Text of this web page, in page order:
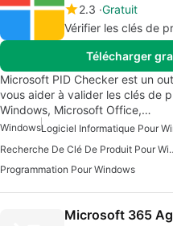
2.3 Gratuit
Vérifier les clés de
Télécharger
Microsoft PID Checker est un
vous aider à valider les clés de
Windows, Microsoft Office,…
WindowsLogiciel Informatique Pour
Recherche
Programmation Pour Windows
Microsoft 365